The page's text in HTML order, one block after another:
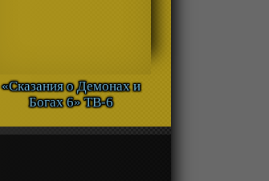
«Сказания о Демонах и
Богах 6» ТВ-6